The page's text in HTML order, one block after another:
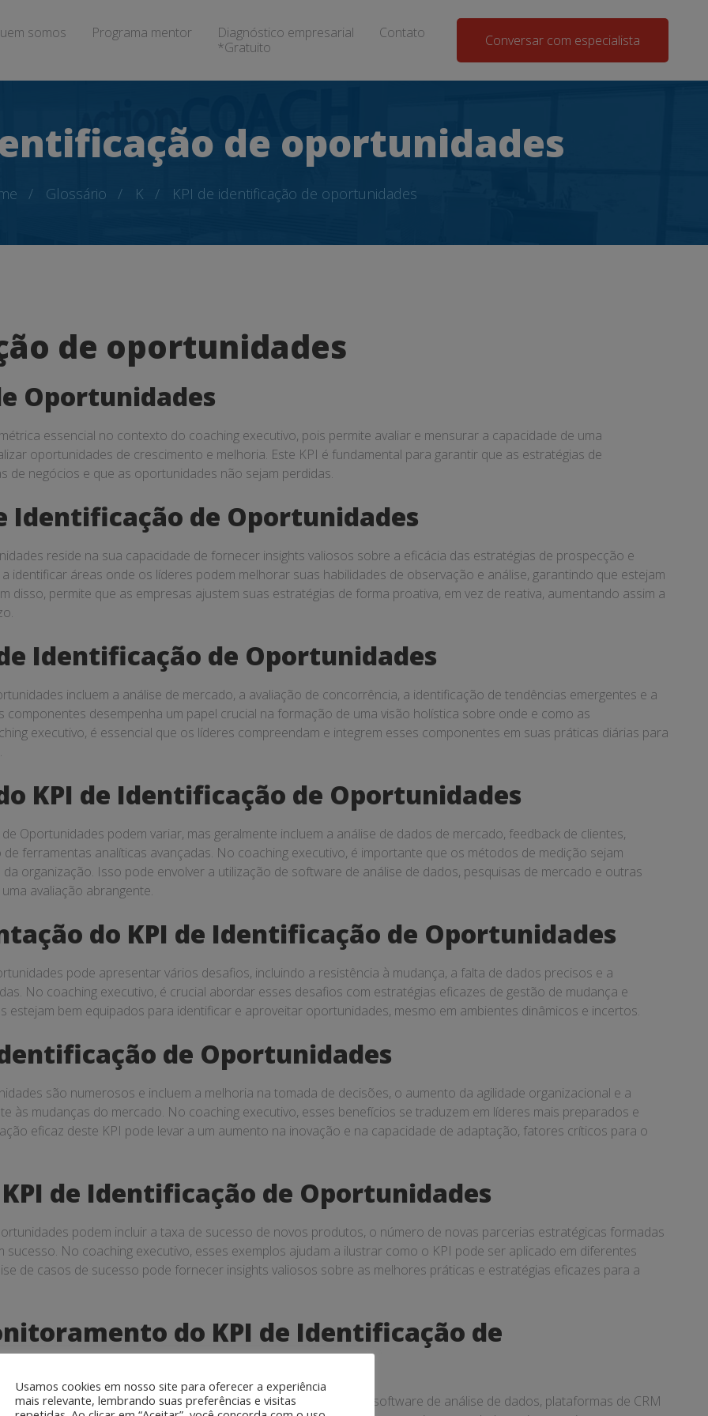
somos Programa mentor
Diagnóstico empresarial
*Gratuito
Contato Conversar com especialista
de oportunidades
Glossário K KPI de identificação de oportunidades
de oportunidades
Oportunidades
essencial no contexto do coaching executivo, pois permite avaliar e mensurar a capacidade de uma
oportunidades de crescimento e melhoria. Este KPI é fundamental para garantir que as estratégias de
de negócios e que as oportunidades não sejam perdidas.
Identificação de Oportunidades
reside na sua capacidade de fornecer insights valiosos sobre a eficácia das estratégias de prospecção e
identificar áreas onde os líderes podem melhorar suas habilidades de observação e análise, garantindo que estejam
disso, permite que as empresas ajustem suas estratégias de forma proativa, em vez de reativa, aumentando assim a
Identificação de Oportunidades
incluem a análise de mercado, a avaliação de concorrência, a identificação de tendências emergentes e a
componentes desempenha um papel crucial na formação de uma visão holística sobre onde e como as
executivo, é essencial que os líderes compreendam e integrem esses componentes em suas práticas diárias para
KPI de Identificação de Oportunidades
Oportunidades podem variar, mas geralmente incluem a análise de dados de mercado, feedback de clientes,
ferramentas analíticas avançadas. No coaching executivo, é importante que os métodos de medição sejam
organização. Isso pode envolver a utilização de software de análise de dados, pesquisas de mercado e outras
avaliação abrangente.
do KPI de Identificação de Oportunidades
pode apresentar vários desafios, incluindo a resistência à mudança, a falta de dados precisos e a
No coaching executivo, é crucial abordar esses desafios com estratégias eficazes de gestão de mudança e
bem equipados para identificar e aproveitar oportunidades, mesmo em ambientes dinâmicos e incertos.
de Oportunidades
são numerosos e incluem a melhoria na tomada de decisões, o aumento da agilidade organizacional e a
às mudanças do mercado. No coaching executivo, esses benefícios se traduzem em líderes mais preparados e
eficaz deste KPI pode levar a um aumento na inovação e na capacidade de adaptação, fatores críticos para o
de Identificação de Oportunidades
podem incluir a taxa de sucesso de novos produtos, o número de novas parcerias estratégicas formadas
No coaching executivo, esses exemplos ajudam a ilustrar como o KPI pode ser aplicado em diferentes
de casos de sucesso pode fornecer insights valiosos sobre as melhores práticas e estratégias eficazes para a
do KPI de Identificação de
do KPI de Identificação de Oportunidades, incluindo software de análise de dados, plataformas de CRM
Usamos cookies em nosso site para oferecer a experiência
mais relevante, lembrando suas preferências e visitas